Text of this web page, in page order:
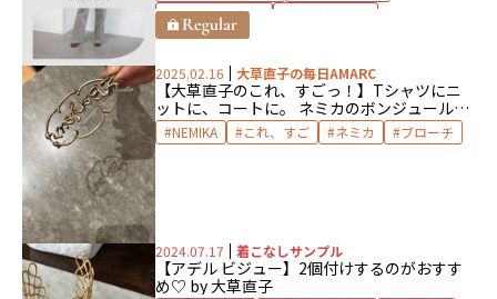
コーディネート
コーデュロイ
スタイリング
2025.02.16 大草直子の毎日AMARC
【大草直子のこれ、すごっ！】Tシャツにニ
ットに、コートに。 ネミカのボンジュールブ
ローチ
NEMIKA これ、すご ネミカ ブローチ
2024.07.17 着こなしサンプル
【アデル ビジュー】2個付けするのがおすす
め♡ by 大草直子